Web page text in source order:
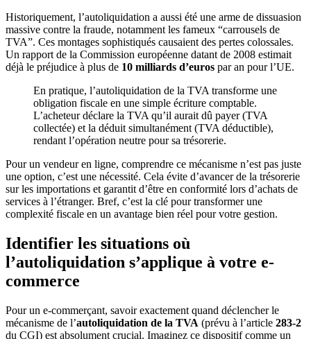
Historiquement, l’autoliquidation a aussi été une arme de dissuasion
massive contre la fraude, notamment les fameux “carrousels de
TVA”. Ces montages sophistiqués causaient des pertes colossales.
Un rapport de la Commission européenne datant de 2008 estimait
déjà le préjudice à plus de 10 milliards d’euros par an pour l’UE.
En pratique, l’autoliquidation de la TVA transforme une
obligation fiscale en une simple écriture comptable.
L’acheteur déclare la TVA qu’il aurait dû payer (TVA
collectée) et la déduit simultanément (TVA déductible),
rendant l’opération neutre pour sa trésorerie.
Pour un vendeur en ligne, comprendre ce mécanisme n’est pas juste
une option, c’est une nécessité. Cela évite d’avancer de la trésorerie
sur les importations et garantit d’être en conformité lors d’achats de
services à l’étranger. Bref, c’est la clé pour transformer une
complexité fiscale en un avantage bien réel pour votre gestion.
Identifier les situations où
l’autoliquidation s’applique à votre e-
commerce
Pour un e-commerçant, savoir exactement quand déclencher le
mécanisme de l’autoliquidation de la TVA (prévu à l’article 283-2
du CGI) est absolument crucial. Imaginez ce dispositif comme un